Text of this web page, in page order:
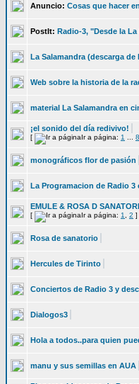
Anuncio: Cosas que hacer
PostIt: Radio-3, "Desde la
La Salamandra (descarga de
Web sobre la historia de la
material La Salamandra en
¡el sonido del día redivivo!
[ Ir a página: 1 8
monográficos flor de pasión
La Programacion de Radio 3
EMULE & ROSA D
[ Ir a página: 1 2 ]
Rosa de sanatorio
Hercules de Tirinto
Conciertos de Radio 3 y
Dialogos3
Hola a todos..para quien
manu y sus semillas en AUA